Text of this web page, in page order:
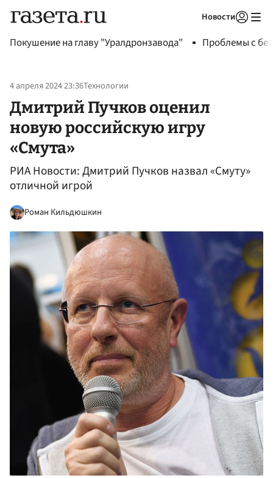
Новости
Покушение на главу "Уралдронзавода" Проблемы с
4 апреля 2024 23:36Технологии
Дмитрий Пучков оценил
новую российскую игру
«Смута»
РИА Новости: Дмитрий Пучков назвал «Смуту»
отличной игрой
Роман Кильдюшкин